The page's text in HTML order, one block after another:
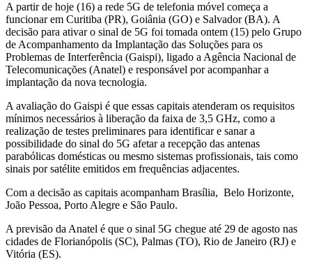
A partir de hoje (16) a rede 5G de telefonia móvel começa a
funcionar em Curitiba (PR), Goiânia (GO) e Salvador (BA). A
decisão para ativar o sinal de 5G foi tomada ontem (15) pelo Grupo
de Acompanhamento da Implantação das Soluções para os
Problemas de Interferência (Gaispi), ligado a Agência Nacional de
Telecomunicações (Anatel) e responsável por acompanhar a
implantação da nova tecnologia.
A avaliação do Gaispi é que essas capitais atenderam os requisitos
mínimos necessários à liberação da faixa de 3,5 GHz, como a
realização de testes preliminares para identificar e sanar a
possibilidade do sinal do 5G afetar a recepção das antenas
parabólicas domésticas ou mesmo sistemas profissionais, tais como
sinais por satélite emitidos em frequências adjacentes.
Com a decisão as capitais acompanham Brasília, Belo Horizonte,
João Pessoa, Porto Alegre e São Paulo.
A previsão da Anatel é que o sinal 5G chegue até 29 de agosto nas
cidades de Florianópolis (SC), Palmas (TO), Rio de Janeiro (RJ) e
Vitória (ES).